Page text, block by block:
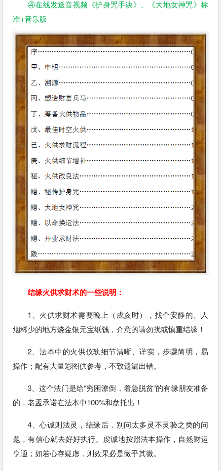
④在线发送音视频《护身咒手诀》、《大地女神咒》标
准+音乐版
结缘火供求财术的一些说明：
1、火供求财术需要晚上（戌亥时），找个安静的、人
烟稀少的地方烧金银元宝纸钱，介意的请勿扰或慎重结缘！
2、法本中的火供仪轨细节清晰、详实，步骤简明，易
操作；配有大量彩图供参考，不致遗漏出错。
3、这个法门是给“穷困潦倒，着急脱贫”的有缘朋友准备
的，老孟承诺在法本中100%和盘托出！
4、心诚则法灵，结缘后，别问太多灵不灵验之类的问
题，有信心就去好好执行。虔诚地按照法本操作，自然财运
亨通；如若心存疑虑，则效果必是微乎其微。